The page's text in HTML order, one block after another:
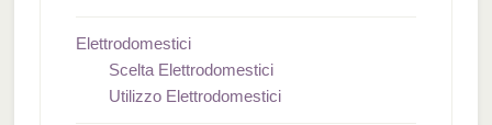
Elettrodomestici
Scelta Elettrodomestici
Utilizzo Elettrodomestici